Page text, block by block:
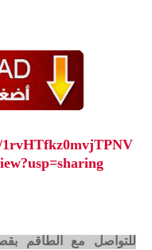
1rvHTfkz0mvjTPNV
للتواصل مع الطاقم